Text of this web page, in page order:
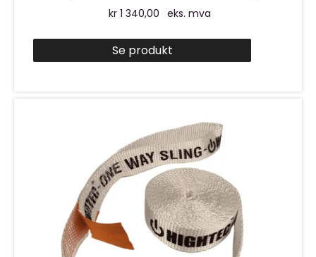
kr1 340,00 eks. mva
Se produkt